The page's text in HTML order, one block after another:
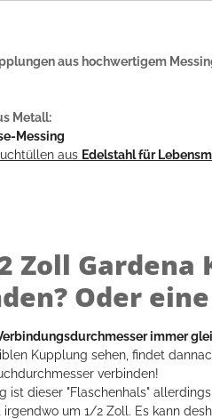
aus hochwertigem
Metall:
Messing
aus Edelstahl für
Zoll
Oder
immer
Kupplung sehen, findet
verbinden!
ist dieser "Flaschenhals"
um 1/2 Zoll. Es kann